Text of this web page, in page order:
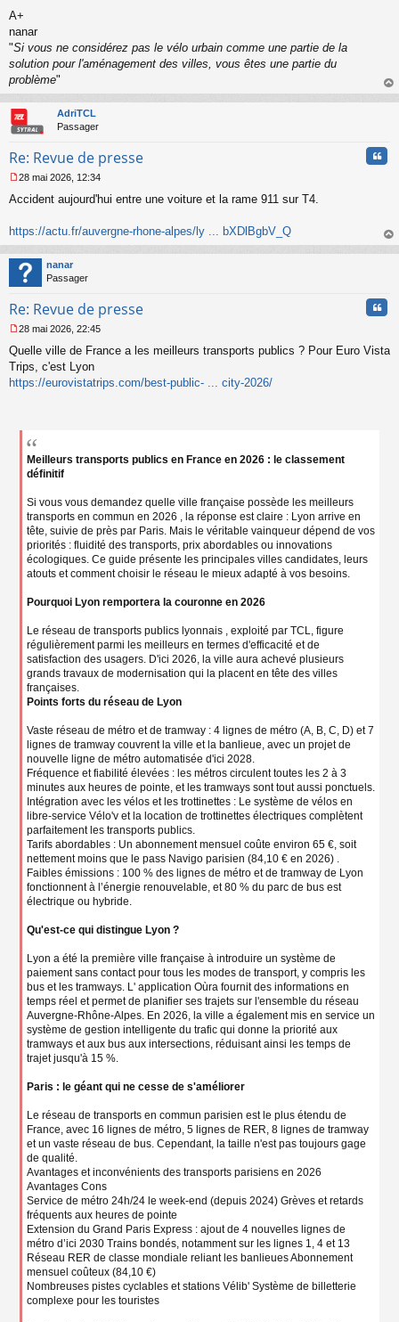
g
e
n
o
n
u
A+
nanar
"Si vous ne considérez pas le vélo urbain comme une partie de la
solution pour l'aménagement des villes, vous êtes une partie du
problème"
au
AdriTCL
Passager
Re: Revue de presse
e
s
a
g
e
n
n
u
28 mai 2026, 12:34
Accident aujourd'hui entre une voiture et la rame 911 sur T4.
https://actu.fr/auvergne-rhone-alpes/ly ... bXDlBgbV_Q
au
nanar
Passager
Re: Revue de presse
e
s
s
a
n
28 mai 2026, 22:45
Quelle ville de France a les meilleurs transports publics ? Pour Euro Vista
Trips, c'est Lyon
https://eurovistatrips.com/best-public- ... city-2026/
Meilleurs transports publics en France en 2026 : le classement
définitif
Si vous vous demandez quelle ville française possède les meilleurs
transports en commun en 2026 , la réponse est claire : Lyon arrive en
tête, suivie de près par Paris. Mais le véritable vainqueur dépend de vos
priorités : fluidité des transports, prix abordables ou innovations
écologiques. Ce guide présente les principales villes candidates, leurs
atouts et comment choisir le réseau le mieux adapté à vos besoins.
Pourquoi Lyon remportera la couronne en 2026
Le réseau de transports publics lyonnais , exploité par TCL, figure
régulièrement parmi les meilleurs en termes d'efficacité et de
satisfaction des usagers. D'ici 2026, la ville aura achevé plusieurs
grands travaux de modernisation qui la placent en tête des villes
françaises.
Points forts du réseau de Lyon
Vaste réseau de métro et de tramway : 4 lignes de métro (A, B, C, D) et 7
lignes de tramway couvrent la ville et la banlieue, avec un projet de
nouvelle ligne de métro automatisée d'ici 2028.
Fréquence et fiabilité élevées : les métros circulent toutes les 2 à 3
minutes aux heures de pointe, et les tramways sont tout aussi ponctuels.
Intégration avec les vélos et les trottinettes : Le système de vélos en
libre-service Vélo'v et la location de trottinettes électriques complètent
parfaitement les transports publics.
Tarifs abordables : Un abonnement mensuel coûte environ 65 €, soit
nettement moins que le pass Navigo parisien (84,10 € en 2026) .
Faibles émissions : 100 % des lignes de métro et de tramway de Lyon
fonctionnent à l’énergie renouvelable, et 80 % du parc de bus est
électrique ou hybride.
Qu'est-ce qui distingue Lyon ?
Lyon a été la première ville française à introduire un système de
paiement sans contact pour tous les modes de transport, y compris les
bus et les tramways. L' application Oùra fournit des informations en
temps réel et permet de planifier ses trajets sur l'ensemble du réseau
Auvergne-Rhône-Alpes. En 2026, la ville a également mis en service un
système de gestion intelligente du trafic qui donne la priorité aux
tramways et aux bus aux intersections, réduisant ainsi les temps de
trajet jusqu'à 15 %.
Paris : le géant qui ne cesse de s'améliorer
Le réseau de transports en commun parisien est le plus étendu de
France, avec 16 lignes de métro, 5 lignes de RER, 8 lignes de tramway
et un vaste réseau de bus. Cependant, la taille n'est pas toujours gage
de qualité.
Avantages et inconvénients des transports parisiens en 2026
Avantages Cons
Service de métro 24h/24 le week-end (depuis 2024) Grèves et retards
fréquents aux heures de pointe
Extension du Grand Paris Express : ajout de 4 nouvelles lignes de
métro d’ici 2030 Trains bondés, notamment sur les lignes 1, 4 et 13
Réseau RER de classe mondiale reliant les banlieues Abonnement
mensuel coûteux (84,10 €)
Nombreuses pistes cyclables et stations Vélib' Système de billetterie
complexe pour les touristes